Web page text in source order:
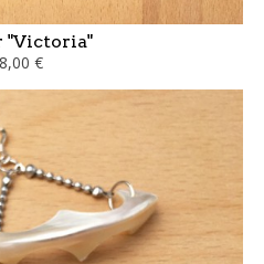
"Victoria"
€